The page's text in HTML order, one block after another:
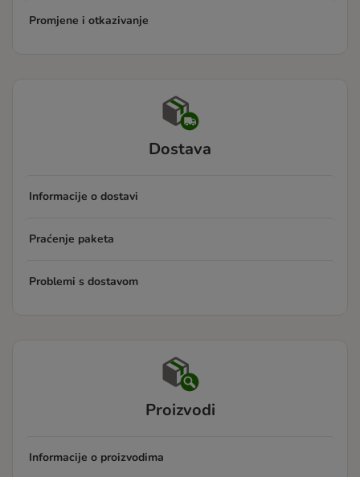
Promjene i otkazivanje
Dostava
Informacije o dostavi
Praćenje paketa
Problemi s dostavom
Proizvodi
Informacije o proizvodima